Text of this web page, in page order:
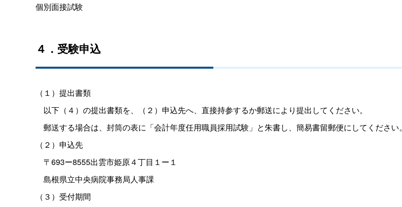
個別面接試験
４．受験申込
（１）提出書類
以下（４）の提出書類を、（２）申込先へ、直接持参するか郵送により提出してください。
郵送する場合は、封筒の表に「会計年度任用職員採用試験」と朱書し、簡易書留郵便にしてください。
（２）申込先
〒693ー8555出雲市姫原４丁目１ー１
島根県立中央病院事務局人事課
（３）受付期間